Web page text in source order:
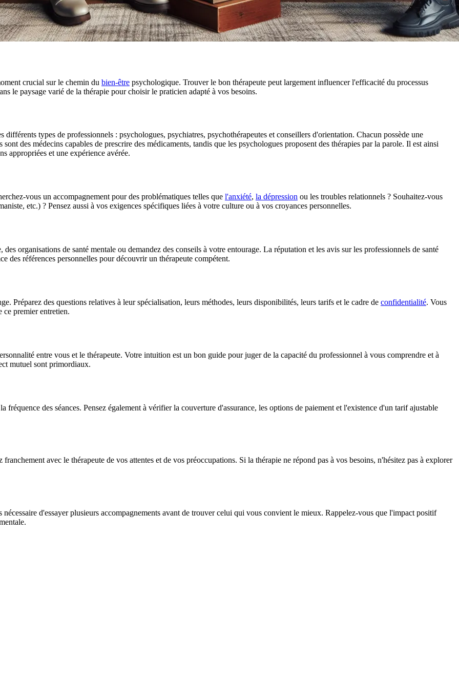
crucial sur le chemin du bien-être psychologique. Trouver le bon thérapeute peut largement influencer l'efficacité du processus
le paysage varié de la thérapie pour choisir le praticien adapté à vos besoins.
types de professionnels : psychologues, psychiatres, psychothérapeutes et conseillers d'orientation. Chacun possède une
des médecins capables de prescrire des médicaments, tandis que les psychologues proposent des thérapies par la parole. Il est ainsi
appropriées et une expérience avérée.
vous un accompagnement pour des problématiques telles que l'anxiété, la dépression ou les troubles relationnels ? Souhaitez-vous
etc.) ? Pensez aussi à vos exigences spécifiques liées à votre culture ou à vos croyances personnelles.
organisations de santé mentale ou demandez des conseils à votre entourage. La réputation et les avis sur les professionnels de santé
des références personnelles pour découvrir un thérapeute compétent.
Préparez des questions relatives à leur spécialisation, leurs méthodes, leurs disponibilités, leurs tarifs et le cadre de confidentialité. Vous
ce premier entretien.
entre vous et le thérapeute. Votre intuition est un bon guide pour juger de la capacité du professionnel à vous comprendre et à
mutuel sont primordiaux.
fréquence des séances. Pensez également à vérifier la couverture d'assurance, les options de paiement et l'existence d'un tarif ajustable
avec le thérapeute de vos attentes et de vos préoccupations. Si la thérapie ne répond pas à vos besoins, n'hésitez pas à explorer
d'essayer plusieurs accompagnements avant de trouver celui qui vous convient le mieux. Rappelez-vous que l'impact positif